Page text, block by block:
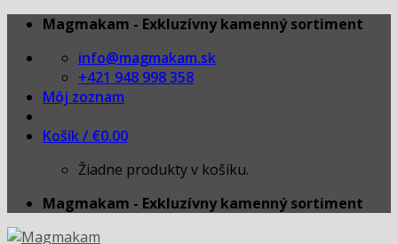
Skip
content
Magmakam - Exkluzívny kamenný sortiment
info@magmakam.sk
+421 948 998 358
Môj zoznam
Košík / €0.00
Žiadne produkty v košíku.
Magmakam - Exkluzívny kamenný sortiment